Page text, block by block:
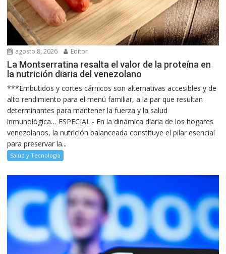
agosto 8, 2026 Editor
La Montserratina resalta el valor de la proteína en
la nutrición diaria del venezolano
***Embutidos y cortes cárnicos son alternativas accesibles y de
alto rendimiento para el menú familiar, a la par que resultan
determinantes para mantener la fuerza y la salud
inmunológica… ESPECIAL.- En la dinámica diaria de los hogares
venezolanos, la nutrición balanceada constituye el pilar esencial
para preservar la...
Salud y Tecnología